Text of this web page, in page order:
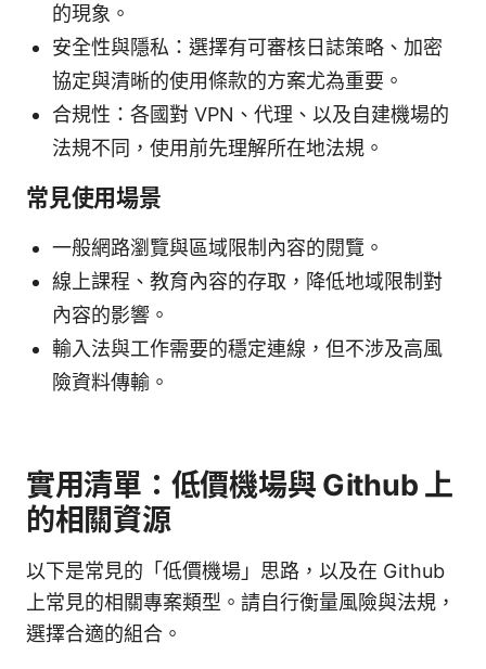
的現象。
安全性與隱私：選擇有可審核日誌策略、加密
協定與清晰的使用條款的方案尤為重要。
合規性：各國對 VPN、代理、以及自建機場的
法規不同，使用前先理解所在地法規。
常見使用場景
一般網路瀏覽與區域限制內容的閱覽。
線上課程、教育內容的存取，降低地域限制對
內容的影響。
輸入法與工作需要的穩定連線，但不涉及高風
險資料傳輸。
實用清單：低價機場與 Github 上
的相關資源
以下是常見的「低價機場」思路，以及在 Github
上常見的相關專案類型。請自行衡量風險與法規，
選擇合適的組合。